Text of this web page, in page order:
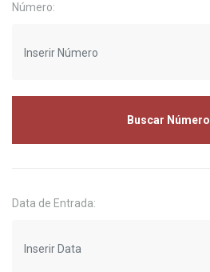
Número:
Buscar Número
Data de Entrada: